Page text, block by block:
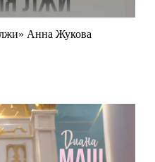
Анна Жукова